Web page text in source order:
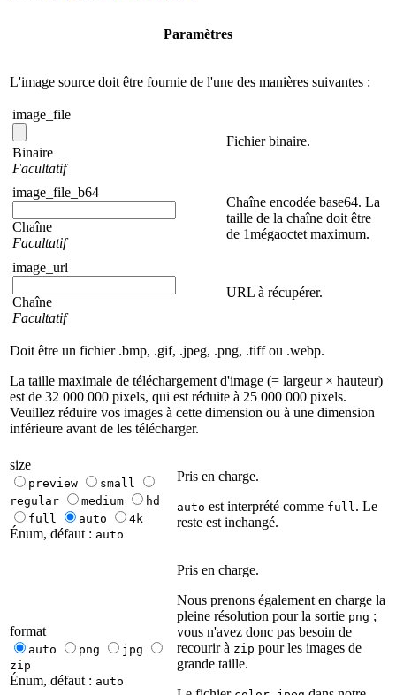
Paramètres
L'image source doit être fournie de l'une des manières suivantes :
image_file
Binaire
Facultatif
Fichier binaire.
image_file_b64
Chaîne
Facultatif
Chaîne encodée base64. La
taille de la chaîne doit être
de 1mégaoctet maximum.
image_url
Chaîne
Facultatif
URL à récupérer.
Doit être un fichier .bmp, .gif, .jpeg, .png, .tiff ou .webp.
La taille maximale de téléchargement d'image (= largeur × hauteur)
est de 32 000 000 pixels, qui est réduite à 25 000 000 pixels.
Veuillez réduire vos images à cette dimension ou à une dimension
inférieure avant de les télécharger.
size
preview
small
regular
medium
hd
full
auto 4k
Énum, défaut : auto
Pris en charge.
auto est interprété comme full. Le
reste est inchangé.
format
auto png
jpg
zip
Énum, défaut : auto
Pris en charge.
Nous prenons également en charge la
pleine résolution pour la sortie png ;
vous n'avez donc pas besoin de
recourir à zip pour les images de
grande taille.